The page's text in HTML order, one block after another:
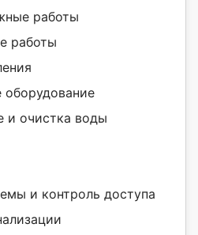
работы
работы
оборудование
и очистка воды
и контроль доступа